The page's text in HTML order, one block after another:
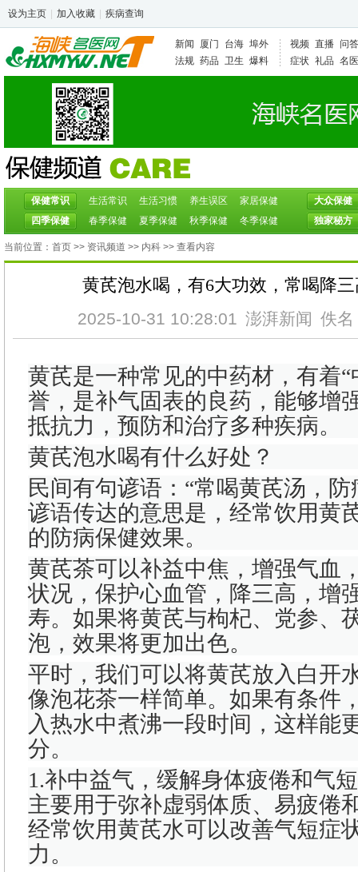
设为主页 加入收藏 疾病查询
新闻 厦门 台海 埠外
法规 药品 卫生 爆料
视频 直播 问答
症状 礼品 名医
保健常识 生活常识 生活习惯 养生误区
家居保健
四季保健
春季保健 夏季保健 秋季保健 冬季保健
大众保健
独家秘方
当前位置： 首页 >> 资讯频道 >> 内科 >> 查看内容
黄芪泡水喝，有6大功效，常喝降
2025-10-31 10:28:01 澎湃新闻 佚名
黄芪是一种常见的中药材，有着“
誉，是补气固表的良药，能够增
抵抗力，预防和治疗多种疾病。
黄芪泡水喝有什么好处？
民间有句谚语：“常喝黄芪汤，
谚语传达的意思是，经常饮用黄
的防病保健效果。
黄芪茶可以补益中焦，增强气血
状况，保护心血管，降三高，增
寿。如果将黄芪与枸杞、党参、
泡，效果将更加出色。
平时，我们可以将黄芪放入白开
像泡花茶一样简单。如果有条件
入热水中煮沸一段时间，这样能
分。
1.补中益气，缓解身体疲倦和气
主要用于弥补虚弱体质、易疲倦
经常饮用黄芪水可以改善气短症
力。